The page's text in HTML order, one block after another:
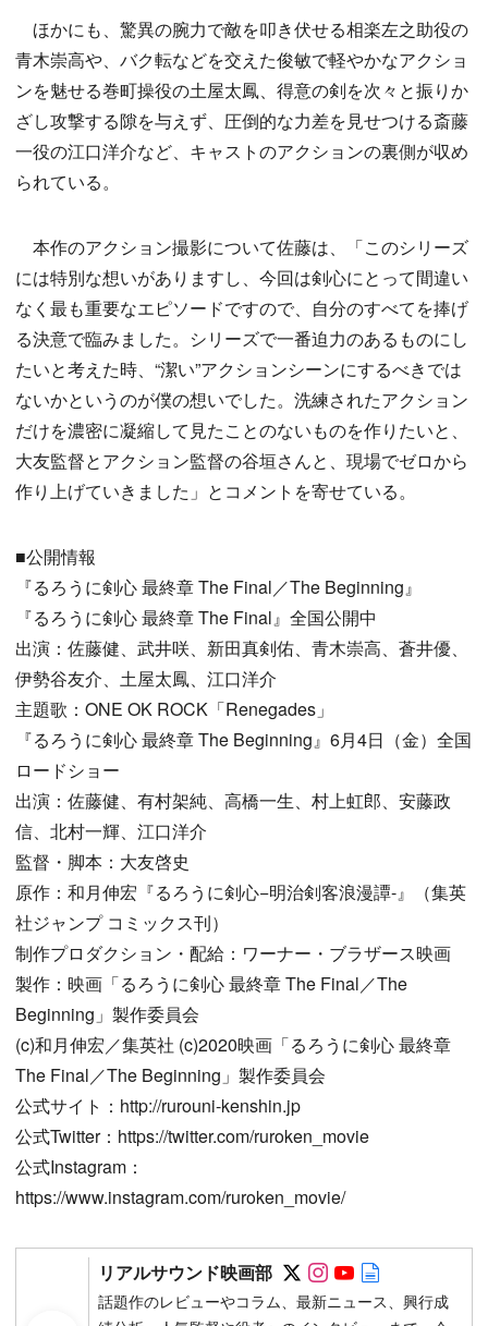
ほかにも、驚異の腕力で敵を叩き伏せる相楽左之助役の
青木崇高や、バク転などを交えた俊敏で軽やかなアクショ
ンを魅せる巻町操役の土屋太鳳、得意の剣を次々と振りか
ざし攻撃する隙を与えず、圧倒的な力差を見せつける斎藤
一役の江口洋介など、キャストのアクションの裏側が収め
られている。
本作のアクション撮影について佐藤は、「このシリーズ
には特別な想いがありますし、今回は剣心にとって間違い
なく最も重要なエピソードですので、自分のすべてを捧げ
る決意で臨みました。シリーズで一番迫力のあるものにし
たいと考えた時、“潔い”アクションシーンにするべきでは
ないかというのが僕の想いでした。洗練されたアクション
だけを濃密に凝縮して見たことのないものを作りたいと、
大友監督とアクション監督の谷垣さんと、現場でゼロから
作り上げていきました」とコメントを寄せている。
■公開情報
『るろうに剣心 最終章 The Final／The Beginning』
『るろうに剣心 最終章 The Final』全国公開中
出演：佐藤健、武井咲、新田真剣佑、青木崇高、蒼井優、
伊勢谷友介、土屋太鳳、江口洋介
主題歌：ONE OK ROCK「Renegades」
『るろうに剣心 最終章 The Beginning』6月4日（金）全国
ロードショー
出演：佐藤健、有村架純、高橋一生、村上虹郎、安藤政
信、北村一輝、江口洋介
監督・脚本：大友啓史
原作：和月伸宏『るろうに剣心−明治剣客浪漫譚-』（集英
社ジャンプ コミックス刊）
制作プロダクション・配給：ワーナー・ブラザース映画
製作：映画「るろうに剣心 最終章 The Final／The
Beginning」製作委員会
(c)和月伸宏／集英社 (c)2020映画「るろうに剣心 最終章
The Final／The Beginning」製作委員会
公式サイト：http://rurouni-kenshin.jp
公式Twitter：https://twitter.com/ruroken_movie
公式Instagram：
https://www.instagram.com/ruroken_movie/
リアルサウンド映画部 Follow on SNS
Follow on SNS
Follow on
話題作のレビューやコラム、最新ニュース、興行成